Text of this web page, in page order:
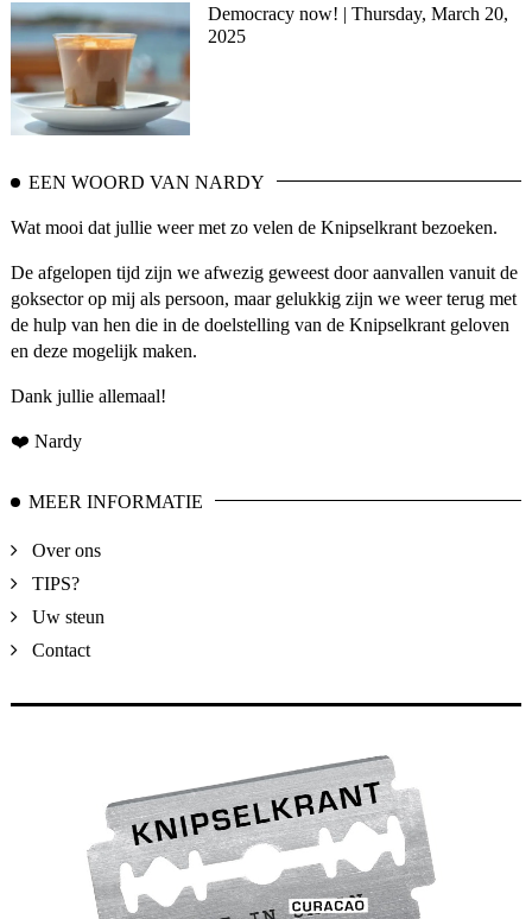
Democracy now! | Thursday, March 20,
2025
EEN WOORD VAN NARDY
Wat mooi dat jullie weer met zo velen de Knipselkrant bezoeken.
De afgelopen tijd zijn we afwezig geweest door aanvallen vanuit de
goksector op mij als persoon, maar gelukkig zijn we weer terug met
de hulp van hen die in de doelstelling van de Knipselkrant geloven
en deze mogelijk maken.
Dank jullie allemaal!
❤️ Nardy
MEER INFORMATIE
Over ons
TIPS?
Uw steun
Contact